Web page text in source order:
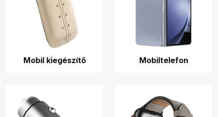
Mobil kiegészítő Mobiltelefon